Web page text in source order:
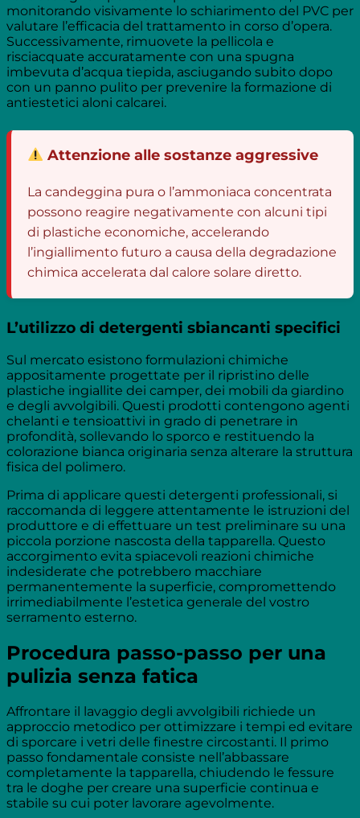
monitorando visivamente lo schiarimento del PVC per
valutare l’efficacia del trattamento in corso d’opera.
Successivamente, rimuovete la pellicola e
risciacquate accuratamente con una spugna
imbevuta d’acqua tiepida, asciugando subito dopo
con un panno pulito per prevenire la formazione di
antiestetici aloni calcarei.
Attenzione alle sostanze aggressive
La candeggina pura o l’ammoniaca concentrata
possono reagire negativamente con alcuni tipi
di plastiche economiche, accelerando
l’ingiallimento futuro a causa della degradazione
chimica accelerata dal calore solare diretto.
L’utilizzo di detergenti sbiancanti specifici
Sul mercato esistono formulazioni chimiche
appositamente progettate per il ripristino delle
plastiche ingiallite dei camper, dei mobili da giardino
e degli avvolgibili. Questi prodotti contengono agenti
chelanti e tensioattivi in grado di penetrare in
profondità, sollevando lo sporco e restituendo la
colorazione bianca originaria senza alterare la struttura
fisica del polimero.
Prima di applicare questi detergenti professionali, si
raccomanda di leggere attentamente le istruzioni del
produttore e di effettuare un test preliminare su una
piccola porzione nascosta della tapparella. Questo
accorgimento evita spiacevoli reazioni chimiche
indesiderate che potrebbero macchiare
permanentemente la superficie, compromettendo
irrimediabilmente l’estetica generale del vostro
serramento esterno.
Procedura passo-passo per una
pulizia senza fatica
Affrontare il lavaggio degli avvolgibili richiede un
approccio metodico per ottimizzare i tempi ed evitare
di sporcare i vetri delle finestre circostanti. Il primo
passo fondamentale consiste nell’abbassare
completamente la tapparella, chiudendo le fessure
tra le doghe per creare una superficie continua e
stabile su cui poter lavorare agevolmente.